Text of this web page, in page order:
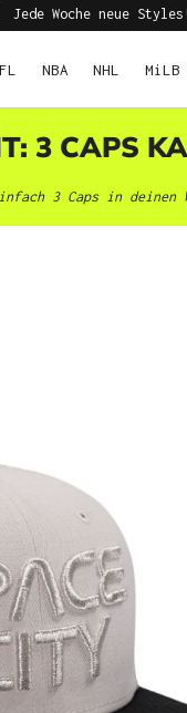
Jede Woche neue Styles!
NBA NHL MiLB
3 CAPS
3 Caps in deinen